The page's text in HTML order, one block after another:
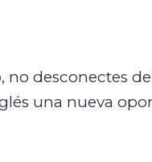
no desconectes
una nueva